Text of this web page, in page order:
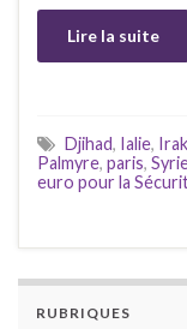
Lire la suite
Djihad, Ialie, Irak
Palmyre, paris,
euro pour la
RUBRIQUES